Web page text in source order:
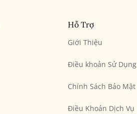
Hỗ Trợ
Giới Thiệu
Điều khoản Sử Dụng
Chính Sách Bảo Mật
Điều Khoản Dịch Vụ